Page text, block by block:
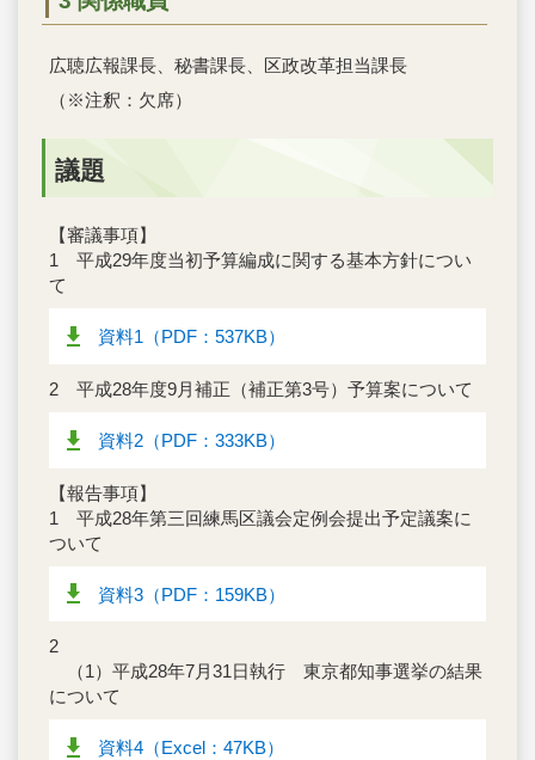
広聴広報課長、秘書課長、区政改革担当課長
（※注釈：欠席）
議題
【審議事項】
1 平成29年度当初予算編成に関する基本方針につい
て
資料1（PDF：537KB）
2 平成28年度9月補正（補正第3号）予算案について
資料2（PDF：333KB）
【報告事項】
1 平成28年第三回練馬区議会定例会提出予定議案に
ついて
資料3（PDF：159KB）
2
（1）平成28年7月31日執行 東京都知事選挙の結果
について
資料4（Excel：47KB）